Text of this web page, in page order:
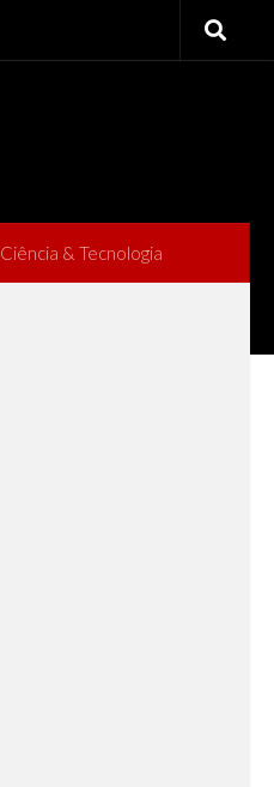
Ciência & Tecnologia